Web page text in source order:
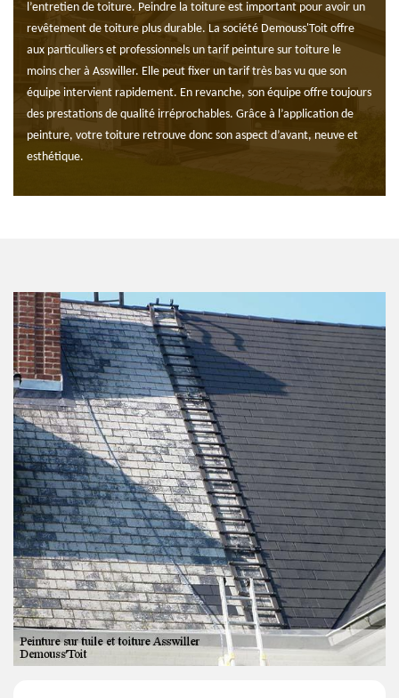
l’entretien de toiture. Peindre la toiture est important pour avoir un
revêtement de toiture plus durable. La société Demouss'Toit offre
aux particuliers et professionnels un tarif peinture sur toiture le
moins cher à Asswiller. Elle peut fixer un tarif très bas vu que son
équipe intervient rapidement. En revanche, son équipe offre toujours
des prestations de qualité irréprochables. Grâce à l’application de
peinture, votre toiture retrouve donc son aspect d’avant, neuve et
esthétique.